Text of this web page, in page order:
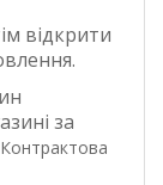
відкрити
за